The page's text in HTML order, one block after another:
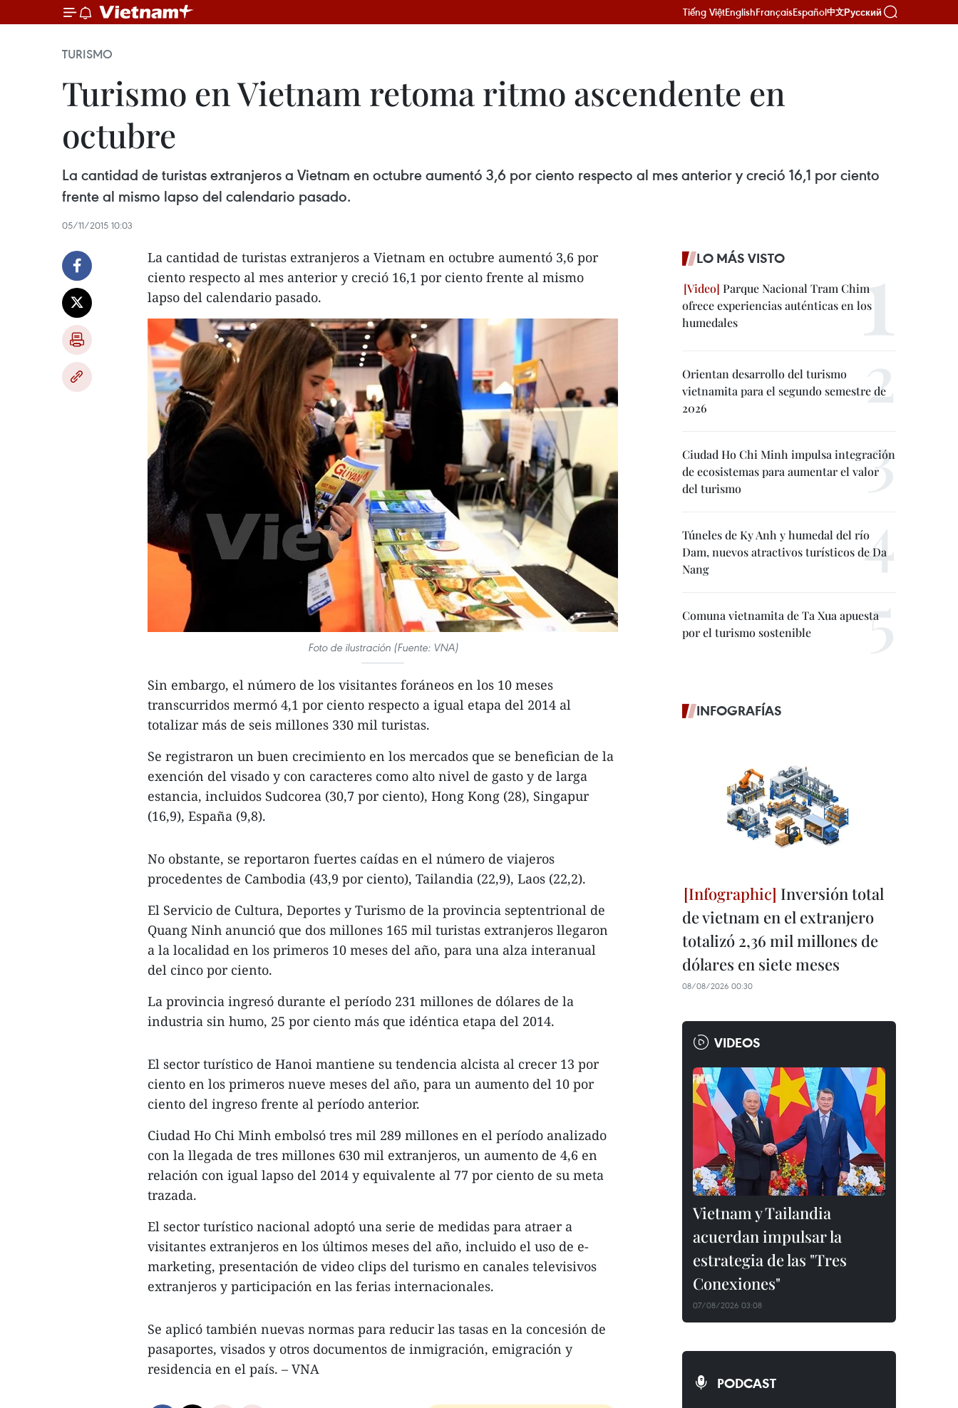
Tiếng ViệtEnglishFrançaisEspañol中文Русский
TURISMO
Turismo en Vietnam retoma ritmo ascendente en
octubre
La cantidad de turistas extranjeros a Vietnam en octubre aumentó 3,6 por ciento respecto al mes anterior y creció 16,1 por ciento
frente al mismo lapso del calendario pasado.
05/11/2015 10:03
La cantidad de turistas extranjeros a Vietnam en octubre aumentó 3,6 por
ciento respecto al mes anterior y creció 16,1 por ciento frente al mismo
lapso del calendario pasado.
Foto de ilustración (Fuente: VNA)
Sin embargo, el número de los visitantes foráneos en los 10 meses
transcurridos mermó 4,1 por ciento respecto a igual etapa del 2014 al
totalizar más de seis millones 330 mil turistas.
Se registraron un buen crecimiento en los mercados que se benefician de la
exención del visado y con caracteres como alto nivel de gasto y de larga
estancia, incluidos Sudcorea (30,7 por ciento), Hong Kong (28), Singapur
(16,9), España (9,8).
No obstante, se reportaron fuertes caídas en el número de viajeros
procedentes de Cambodia (43,9 por ciento), Tailandia (22,9), Laos (22,2).
El Servicio de Cultura, Deportes y Turismo de la provincia septentrional de
Quang Ninh anunció que dos millones 165 mil turistas extranjeros llegaron
a la localidad en los primeros 10 meses del año, para una alza interanual
del cinco por ciento.
La provincia ingresó durante el período 231 millones de dólares de la
industria sin humo, 25 por ciento más que idéntica etapa del 2014.
El sector turístico de Hanoi mantiene su tendencia alcista al crecer 13 por
ciento en los primeros nueve meses del año, para un aumento del 10 por
ciento del ingreso frente al período anterior.
Ciudad Ho Chi Minh embolsó tres mil 289 millones en el período analizado
con la llegada de tres millones 630 mil extranjeros, un aumento de 4,6 en
relación con igual lapso del 2014 y equivalente al 77 por ciento de su meta
trazada.
El sector turístico nacional adoptó una serie de medidas para atraer a
visitantes extranjeros en los últimos meses del año, incluido el uso de e-
marketing, presentación de video clips del turismo en canales televisivos
extranjeros y participación en las ferias internacionales.
Se aplicó también nuevas normas para reducir las tasas en la concesión de
pasaportes, visados y otros documentos de inmigración, emigración y
residencia en el país. – VNA
LO MÁS VISTO
Parque Nacional Tram Chim
ofrece experiencias auténticas en los
humedales
Orientan desarrollo del turismo
vietnamita para el segundo semestre de
2026
Ciudad Ho Chi Minh impulsa integración
de ecosistemas para aumentar el valor
del turismo
Túneles de Ky Anh y humedal del río
Dam, nuevos atractivos turísticos de Da
Nang
Comuna vietnamita de Ta Xua apuesta
por el turismo sostenible
INFOGRAFÍAS
Inversión total
de vietnam en el extranjero
totalizó 2,36 mil millones de
dólares en siete meses
08/08/2026 00:30
VIDEOS
Vietnam y Tailandia
acuerdan impulsar la
estrategia de las "Tres
Conexiones"
07/08/2026 03:08
PODCAST